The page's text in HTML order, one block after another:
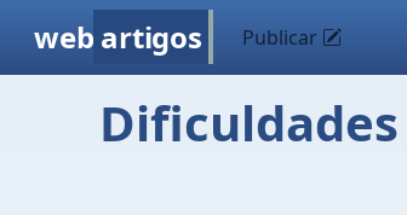
web artigos Publicar